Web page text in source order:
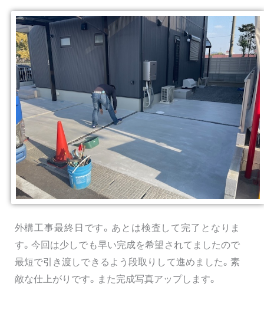
外構工事最終日です。あとは検査して完了となりま
す。今回は少しでも早い完成を希望されてましたので
最短で引き渡しできるよう段取りして進めました。素
敵な仕上がりです。また完成写真アップします。